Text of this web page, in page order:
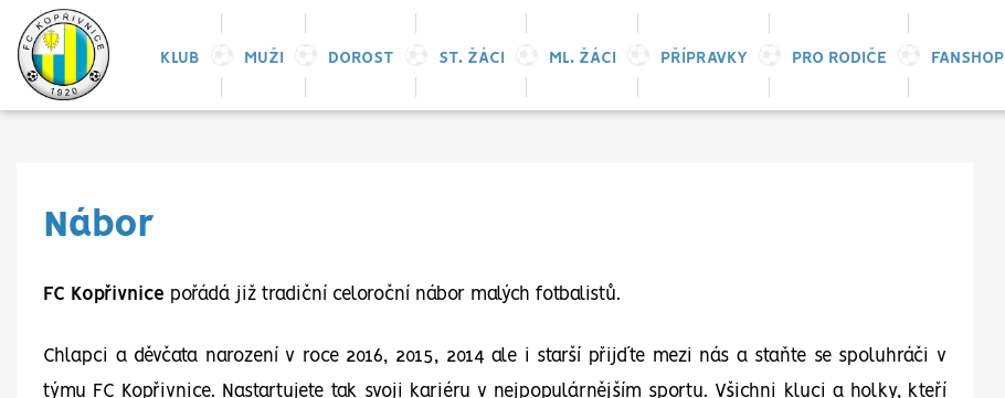
KLUB MUŽI DOROST ST. ŽÁCI ML. ŽÁCI PŘÍPRAVKY PRO RODIČE FANSHOP
Nábor
FC Kopřivnice pořádá již tradiční celoroční nábor malých fotbalistů.
Chlapci a děvčata narození v roce 2016, 2015, 2014 ale i starší přijďte mezi nás a staňte se spoluhráči v
týmu FC Kopřivnice. Nastartujete tak svoji kariéru v nejpopulárnějším sportu. Všichni kluci a holky, kteří